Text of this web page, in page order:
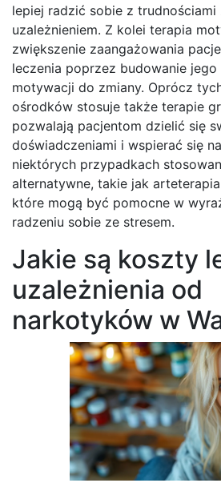
lepiej radzić sobie z trudnościami
uzależnieniem. Z kolei terapia
zwiększenie zaangażowania
leczenia poprzez budowanie
motywacji do zmiany. Oprócz
ośrodków stosuje także terapie
pozwalają pacjentom dzielić się
doświadczeniami i wspierać się
niektórych przypadkach
alternatywne, takie jak
które mogą być pomocne w
radzeniu sobie ze stresem.
Jakie są koszty
uzależnienia od
narkotyków w